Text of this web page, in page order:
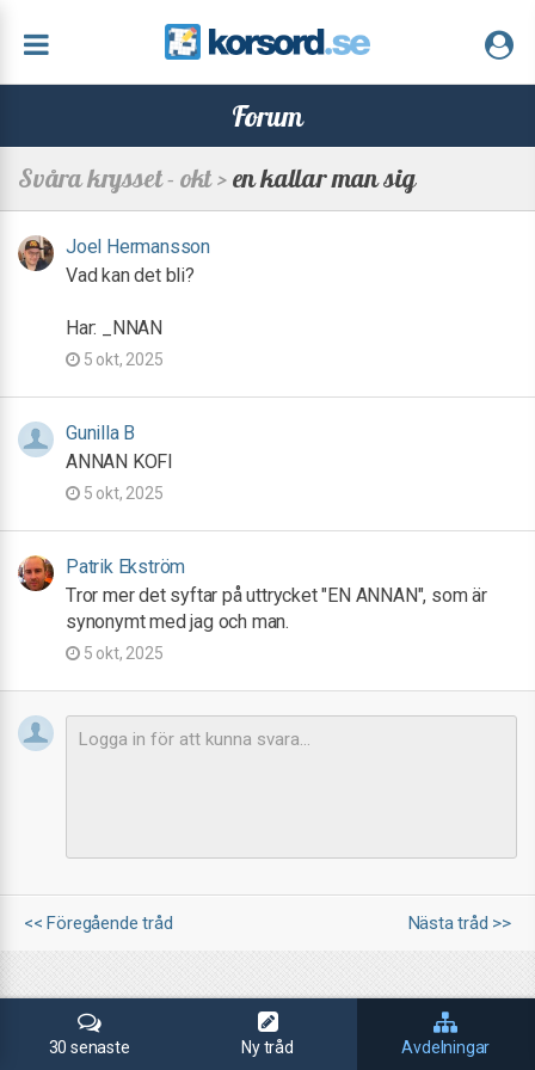
Forum
Svåra krysset - okt >en kallar man sig
Joel Hermansson
Vad kan det bli?
Har: _NNAN
5 okt, 2025
Gunilla B
ANNAN KOFI
5 okt, 2025
Patrik Ekström
Tror mer det syftar på uttrycket "EN ANNAN", som är
synonymt med jag och man.
5 okt, 2025
<< Föregående tråd Nästa tråd >>
30 senaste Ny tråd Avdelningar